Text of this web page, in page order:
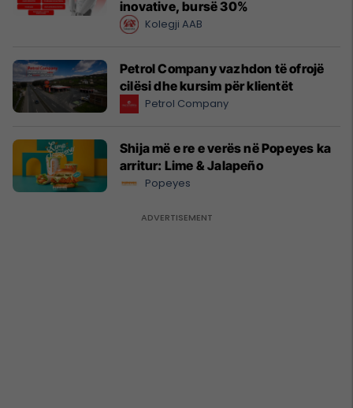
inovative, bursë 30%
Kolegji AAB
Petrol Company vazhdon të ofrojë
cilësi dhe kursim për klientët
Petrol Company
Shija më e re e verës në Popeyes ka
arritur: Lime & Jalapeño
Popeyes